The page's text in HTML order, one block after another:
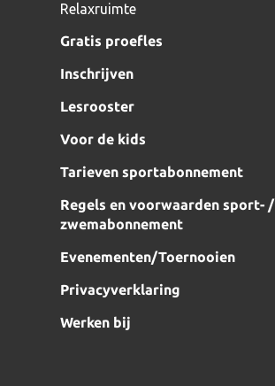
Relaxruimte
Gratis proefles
Inschrijven
Lesrooster
Voor de kids
Tarieven sportabonnement
Regels en voorwaarden sport- /
zwemabonnement
Evenementen/Toernooien
Privacyverklaring
Werken bij